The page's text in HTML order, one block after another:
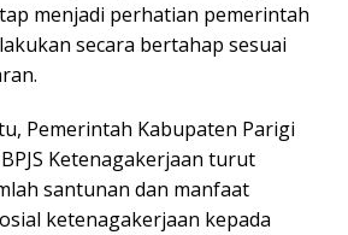
menjadi perhatian pemerintah
secara bertahap sesuai
Pemerintah Kabupaten Parigi
Ketenagakerjaan turut
santunan dan manfaat
ketenagakerjaan kepada